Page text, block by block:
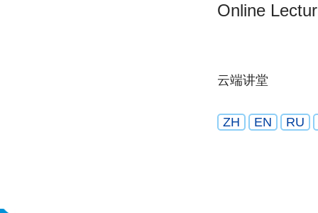
Online
云端讲堂
ZH EN RU